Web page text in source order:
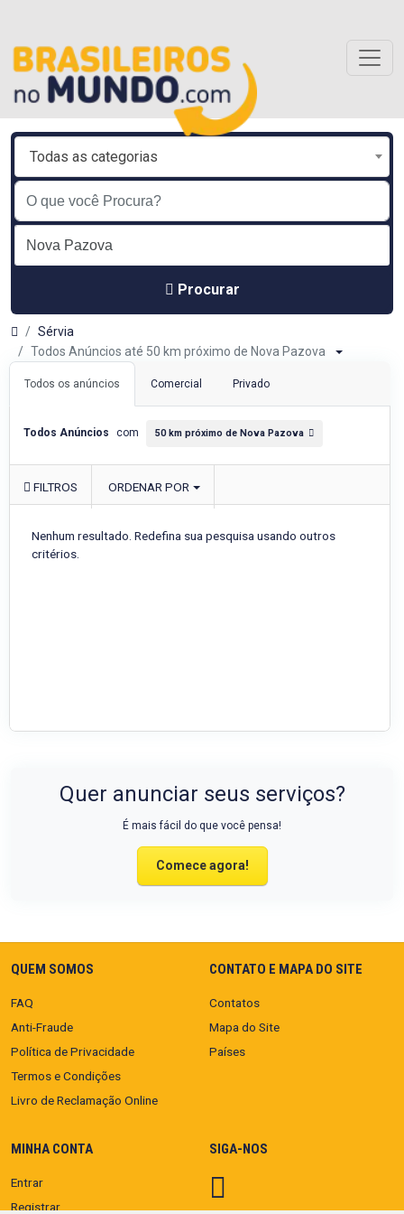
Todas as categorias
Procurar
Sérvia
Todos Anúncios até 50 km próximo de Nova Pazova
Todos os anúncios Comercial Privado
Todos Anúncios com 50 km próximo de Nova Pazova
FILTROS ORDENAR POR
Nenhum resultado. Redefina sua pesquisa usando outros
critérios.
Quer anunciar seus serviços?
É mais fácil do que você pensa!
Comece agora!
QUEM SOMOS
FAQ
Anti-Fraude
Política de Privacidade
Termos e Condições
Livro de Reclamação Online
CONTATO E MAPA DO SITE
Contatos
Mapa do Site
Países
MINHA CONTA
Entrar
Registrar
SIGA-NOS